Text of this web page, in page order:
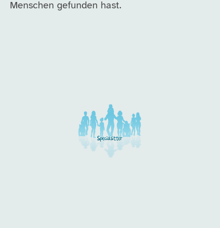
Menschen gefunden hast.
Unsere Arbeitgeber in